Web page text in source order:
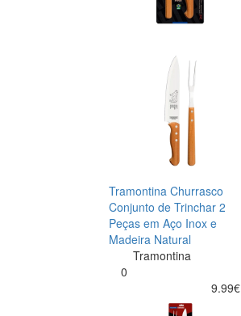
Tramontina Churrasco
Conjunto de Trinchar 2
Peças em Aço Inox e
Madeira Natural
Tramontina
0
9.99€